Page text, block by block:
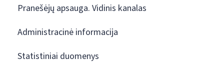
Pranešėjų apsauga. Vidinis kanalas
Administracinė informacija
Statistiniai duomenys